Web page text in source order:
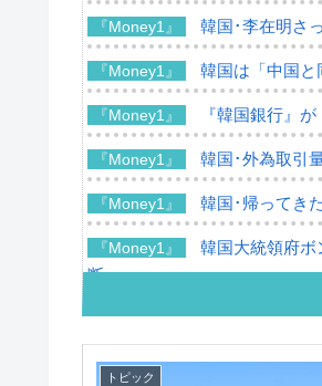
『Money1』 韓国･李在明さ
『Money1』 韓国は「中国と
『Money1』 『韓国銀行』
『Money1』 韓国･外為取引
『Money1』 韓国･帰ってき
『Money1』
韓国大統領府
断
『Money1』 韓国･警察職員
『Money1』 中国だけが鉄
トピック